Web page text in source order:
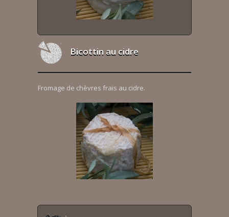
Bicottin au cidre
Fromage de chèvres frais au cidre.